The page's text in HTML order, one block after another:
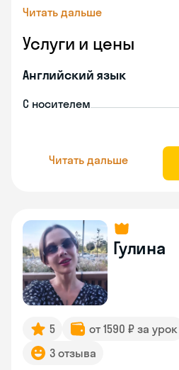
Читать дальше
Услуги и цены
Английский язык
С носителем
Читать дальше
Гулина
5 от 1590 ₽ за урок
3 отзыва